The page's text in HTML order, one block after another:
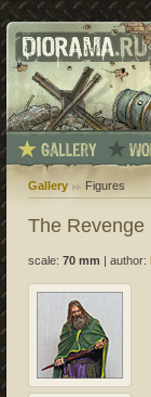
Gallery Figures
The Revenge
scale: 70 mm author: